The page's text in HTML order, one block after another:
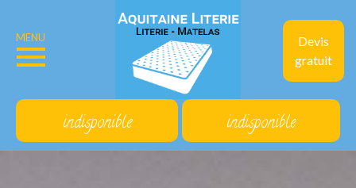
Devis
gratuit
MENU
indisponible indisponible